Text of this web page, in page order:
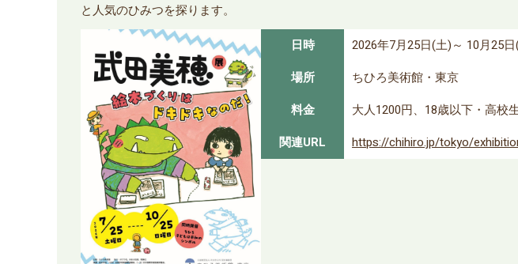
と人気のひみつを探ります。
日時
2026年7月25日(土)～ 10月25
場所
ちひろ美術館・東京
料金
大人1200円、18歳以下・高
関連URL
https://chihiro.jp/tokyo/